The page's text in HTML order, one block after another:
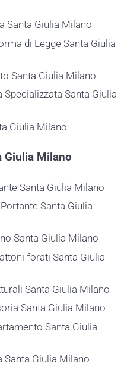
Santa Giulia Milano
di Legge Santa Giulia
Santa Giulia Milano
Specializzata Santa Giulia
Giulia Milano
Giulia Milano
Santa Giulia Milano
Santa Giulia
Santa Giulia Milano
forati Santa Giulia
Santa Giulia Milano
Santa Giulia Milano
Santa Giulia
Santa Giulia Milano